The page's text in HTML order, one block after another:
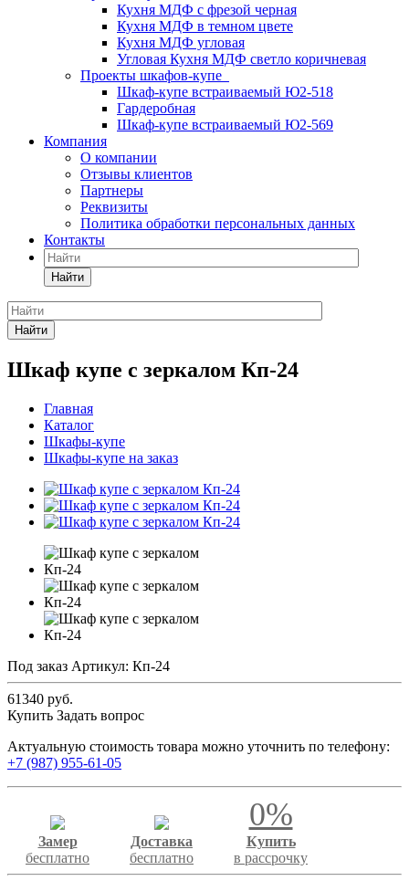
Кухня МДФ с фрезой черная
Кухня МДФ в темном цвете
Кухня МДФ угловая
Угловая Кухня МДФ светло коричневая
Проекты шкафов-купе
Шкаф-купе встраиваемый Ю2-518
Гардеробная
Шкаф-купе встраиваемый Ю2-569
Компания
О компании
Отзывы клиентов
Партнеры
Реквизиты
Политика обработки персональных данных
Контакты
Найти
Найти
Шкаф купе с зеркалом Кп-24
Главная
Каталог
Шкафы-купе
Шкафы-купе на заказ
Под заказ Артикул: Кп-24
61340 руб.
Купить Задать вопрос
Актуальную стоимость товара можно уточнить по телефону:
+7 (987) 955-61-05
Замер
бесплатно
Доставка
бесплатно
0%
Купить
в рассрочку